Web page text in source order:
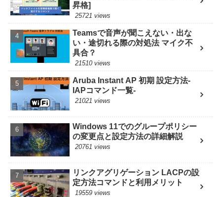
昇格]
25721 views
Teamsで音声が聞こえない・出な
い・途切れる際の対処法 マイク不
具合？
21510 views
Aruba Instant AP 初期 設定方法-
IAPコマンド一覧-
21021 views
Windows 11でのグループポリシー
の変更点と設定方法の詳細解説
20761 views
リンクアグリゲーション LACPの設
定方法コマンドと利用メリット
19559 views